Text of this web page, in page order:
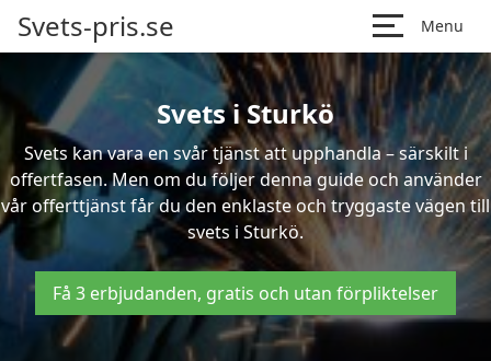
Svets-pris.se Menu
Svets i Sturkö
Svets kan vara en svår tjänst att upphandla – särskilt i
offertfasen. Men om du följer denna guide och använder
vår offerttjänst får du den enklaste och tryggaste vägen till
svets i Sturkö.
Få 3 erbjudanden, gratis och utan förpliktelser